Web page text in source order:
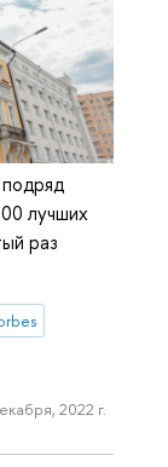
лучших
раз
2022 г.